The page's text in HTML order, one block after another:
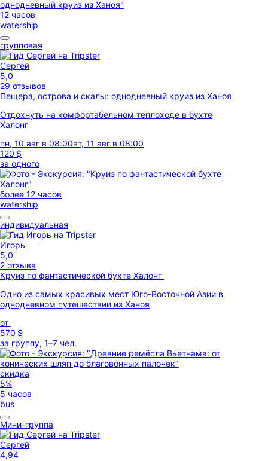
12 часов
watership
групповая
Сергей
5,0
29 отзывов
Пещера, острова и скалы: однодневный круиз из Ханоя
Отдохнуть на комфортабельном теплоходе в бухте
Халонг
пн, 10 авг в 08:00вт, 11 авг в 08:00
120 $
за одного
более 12 часов
watership
индивидуальная
Игорь
5,0
2 отзыва
Круиз по фантастической бухте Халонг
Одно из самых красивых мест Юго-Восточной Азии в
однодневном путешествии из Ханоя
от
570 $
за группу, 1–7 чел.
скидка
5%
5 часов
bus
Мини-группа
Сергей
4,94